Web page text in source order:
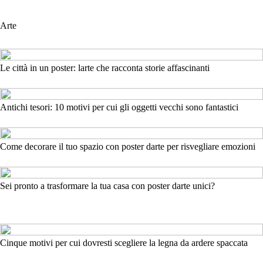
Arte
Le città in un poster: larte che racconta storie affascinanti
Antichi tesori: 10 motivi per cui gli oggetti vecchi sono fantastici
Come decorare il tuo spazio con poster darte per risvegliare emozioni
Sei pronto a trasformare la tua casa con poster darte unici?
Cinque motivi per cui dovresti scegliere la legna da ardere spaccata